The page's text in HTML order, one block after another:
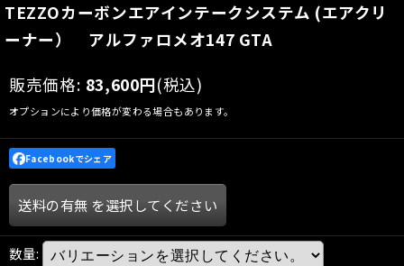
TEZZOカーボンエアインテークシステム (エアクリ
ーナー） アルファロメオ147 GTA
販売価格: 83,600円(税込)
オプションにより価格が変わる場合もあります。
Facebookでシェア
送料の有無 を選択してください
数量: